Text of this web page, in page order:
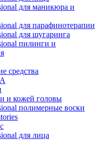
для маникюра и
для парафинотерапии
для шугаринга
пилинги и
средства
и кожей головы
полимерные воски
для лица